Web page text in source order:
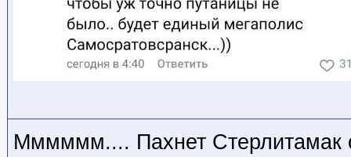
Мммммм.... Пахнет Стерлитамак